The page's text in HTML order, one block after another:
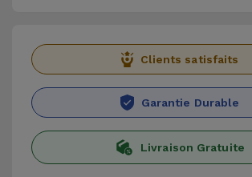
Clients satisfaits
Garantie Durable
Livraison Gratuite